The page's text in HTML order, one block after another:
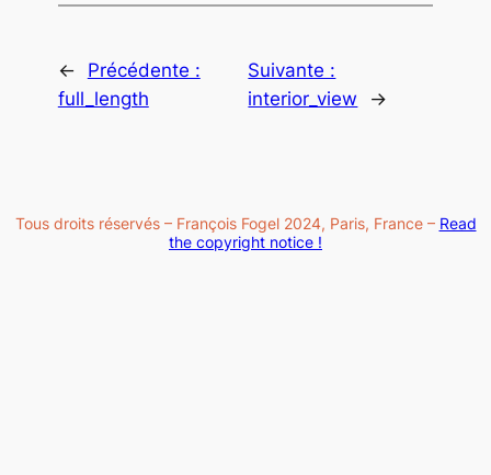
←
Précédente :
full_length
Suivante :
interior_view
→
Tous droits réservés – François Fogel 2024, Paris, France – Read
the copyright notice !